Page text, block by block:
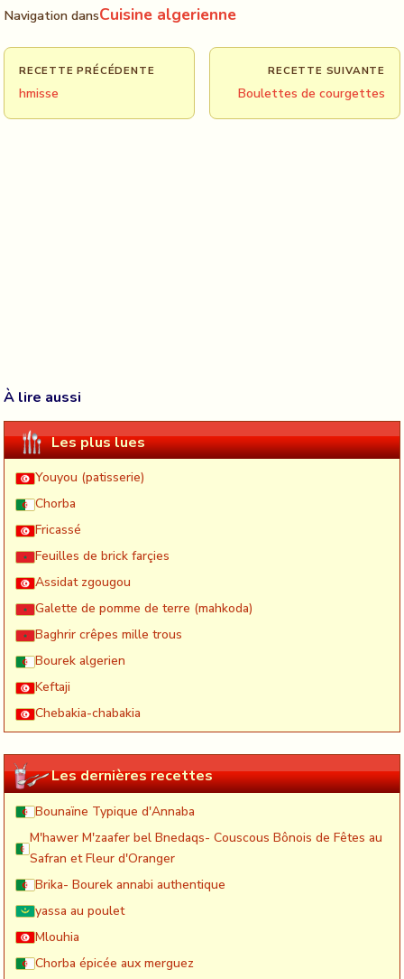
Navigation dansCuisine algerienne
RECETTE PRÉCÉDENTE
hmisse
RECETTE SUIVANTE
Boulettes de courgettes
À lire aussi
Les plus lues
Youyou (patisserie)
Chorba
Fricassé
Feuilles de brick farçies
Assidat zgougou
Galette de pomme de terre (mahkoda)
Baghrir crêpes mille trous
Bourek algerien
Keftaji
Chebakia-chabakia
Les dernières recettes
Bounaïne Typique d'Annaba
M'hawer M'zaafer bel Bnedaqs- Couscous Bônois de Fêtes au
Safran et Fleur d'Oranger
Brika- Bourek annabi authentique
yassa au poulet
Mlouhia
Chorba épicée aux merguez